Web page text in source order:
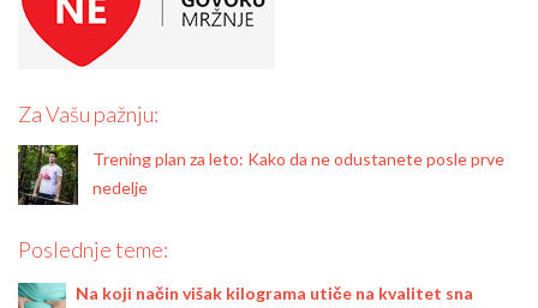
Za Vašu pažnju:
Trening plan za leto: Kako da ne odustanete posle prve
nedelje
Poslednje teme:
Na koji način višak kilograma utiče na kvalitet sna